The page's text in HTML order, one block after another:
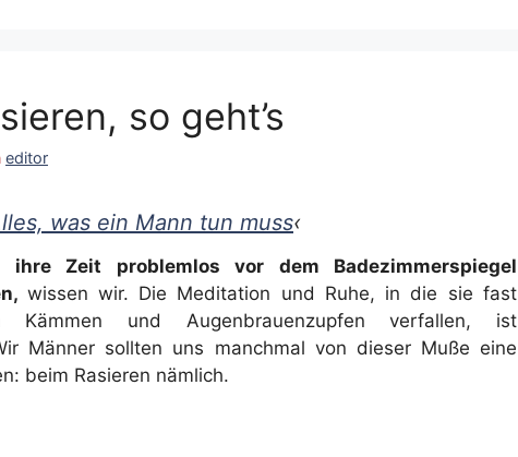
so geht’s
editor
was ein Mann tun muss‹
ihre Zeit problemlos vor dem Badezimmerspiegel
wissen wir. Die Meditation und Ruhe, in die sie fast
Kämmen und Augenbrauenzupfen verfallen, ist
Männer sollten uns manchmal von dieser Muße eine
beim Rasieren nämlich.